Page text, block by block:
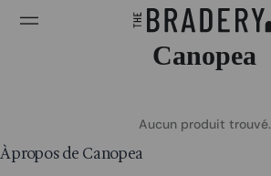
Canopea
Aucun produit trouvé.
À propos de Canopea